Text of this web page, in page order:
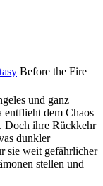
Before the Fire
und ganz
entflieht dem Chaos
Doch ihre Rückkehr
dunkler
sie weit gefährlicher
stellen und